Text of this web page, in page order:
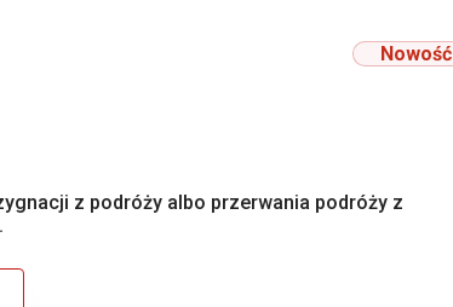
Nowość
z podróży albo przerwania podróży z